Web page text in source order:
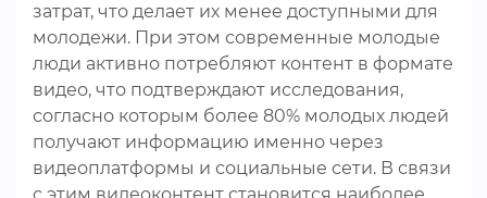
затрат, что делает их менее доступными для
молодежи. При этом современные молодые
люди активно потребляют контент в формате
видео, что подтверждают исследования,
согласно которым более 80% молодых людей
получают информацию именно через
видеоплатформы и социальные сети. В связи